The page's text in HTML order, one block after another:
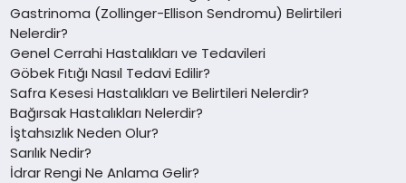
Gastrinoma (Zollinger-Ellison Sendromu) Belirtileri
Nelerdir?
Genel Cerrahi Hastalıkları ve Tedavileri
Göbek Fıtığı Nasıl Tedavi Edilir?
Safra Kesesi Hastalıkları ve Belirtileri Nelerdir?
Bağırsak Hastalıkları Nelerdir?
İştahsızlık Neden Olur?
Sarılık Nedir?
İdrar Rengi Ne Anlama Gelir?